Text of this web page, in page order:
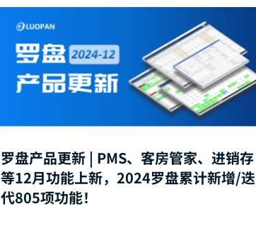
罗盘产品更新 | PMS、客房管家、进销存
等12月功能上新，2024罗盘累计新增/迭
代805项功能！